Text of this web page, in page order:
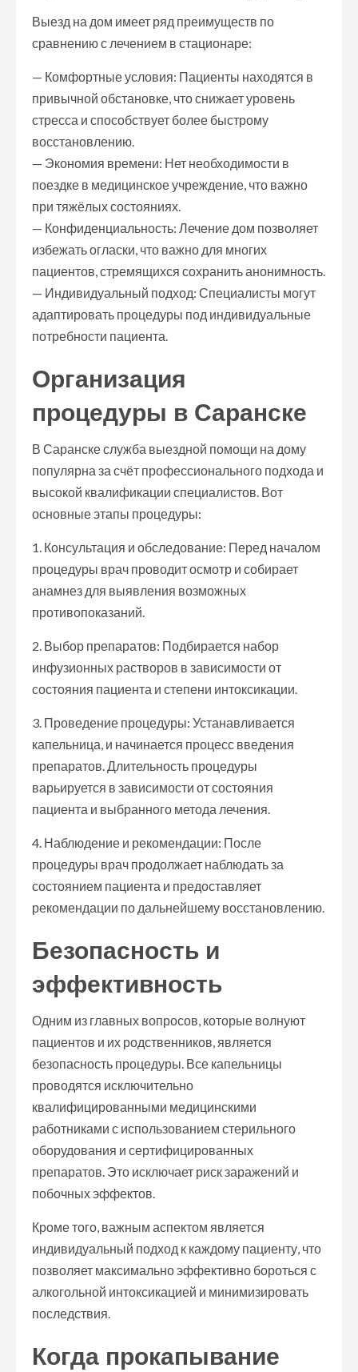
Выезд на дом имеет ряд преимуществ по
сравнению с лечением в стационаре:
— Комфортные условия: Пациенты находятся в
привычной обстановке, что снижает уровень
стресса и способствует более быстрому
восстановлению.
— Экономия времени: Нет необходимости в
поездке в медицинское учреждение, что важно
при тяжёлых состояниях.
— Конфиденциальность: Лечение дом позволяет
избежать огласки, что важно для многих
пациентов, стремящихся сохранить анонимность.
— Индивидуальный подход: Специалисты могут
адаптировать процедуры под индивидуальные
потребности пациента.
Организация
процедуры в Саранске
В Саранске служба выездной помощи на дому
популярна за счёт профессионального подхода и
высокой квалификации специалистов. Вот
основные этапы процедуры:
1. Консультация и обследование: Перед началом
процедуры врач проводит осмотр и собирает
анамнез для выявления возможных
противопоказаний.
2. Выбор препаратов: Подбирается набор
инфузионных растворов в зависимости от
состояния пациента и степени интоксикации.
3. Проведение процедуры: Устанавливается
капельница, и начинается процесс введения
препаратов. Длительность процедуры
варьируется в зависимости от состояния
пациента и выбранного метода лечения.
4. Наблюдение и рекомендации: После
процедуры врач продолжает наблюдать за
состоянием пациента и предоставляет
рекомендации по дальнейшему восстановлению.
Безопасность и
эффективность
Одним из главных вопросов, которые волнуют
пациентов и их родственников, является
безопасность процедуры. Все капельницы
проводятся исключительно
квалифицированными медицинскими
работниками с использованием стерильного
оборудования и сертифицированных
препаратов. Это исключает риск заражений и
побочных эффектов.
Кроме того, важным аспектом является
индивидуальный подход к каждому пациенту, что
позволяет максимально эффективно бороться с
алкогольной интоксикацией и минимизировать
последствия.
Когда прокапывание